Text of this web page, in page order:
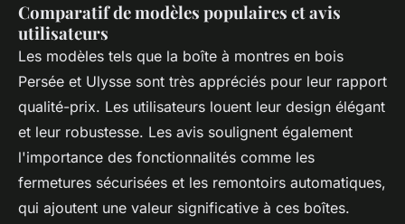
Comparatif de modèles populaires et avis
utilisateurs
Les modèles tels que la boîte à montres en bois
Persée et Ulysse sont très appréciés pour leur rapport
qualité-prix. Les utilisateurs louent leur design élégant
et leur robustesse. Les avis soulignent également
l'importance des fonctionnalités comme les
fermetures sécurisées et les remontoirs automatiques,
qui ajoutent une valeur significative à ces boîtes.